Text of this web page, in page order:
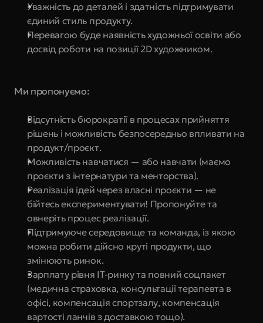
Уважність до деталей і здатність підтримувати
єдиний стиль продукту.
Перевагою буде наявність художньої освіти або
досвід роботи на позиції 2D художником.
Ми пропонуємо:
Відсутність бюрократії в процесах прийняття
рішень і можливість безпосередньо впливати на
продукт/проєкт.
Можливість навчатися — або навчати (маємо
проєкти з інтернатури та менторства).
Реалізація ідей через власні проєкти — не
бійтесь експериментувати! Пропонуйте та
овнеріть процес реалізації.
Підтримуюче середовище та команда, із якою
можна робити дійсно круті продукти, що
змінюють ринок.
Зарплату рівня IT-ринку та повний соцпакет
(медична страховка, консультації терапевта в
офісі, компенсація спортзалу, компенсація
вартості ланчів з доставкою тощо).